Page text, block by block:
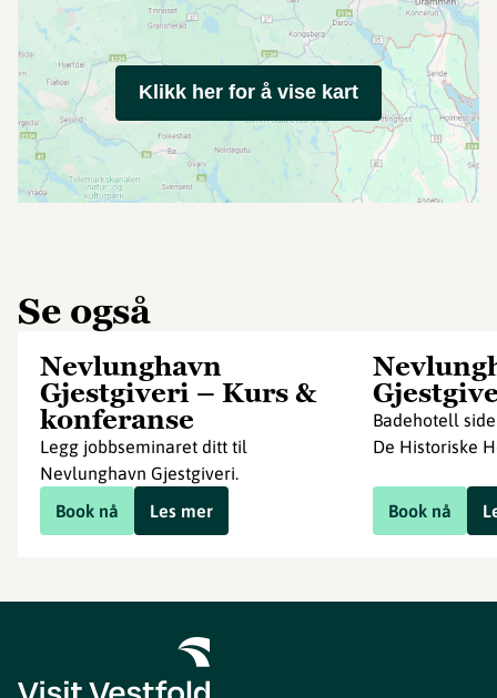
Klikk her for å vise kart
Se også
Nevlunghavn
Gjestgiveri – Kurs &
konferanse
Legg jobbseminaret ditt til
Nevlunghavn Gjestgiveri.
Book nå
Les mer
Badehotell
De Historiske
Book nå